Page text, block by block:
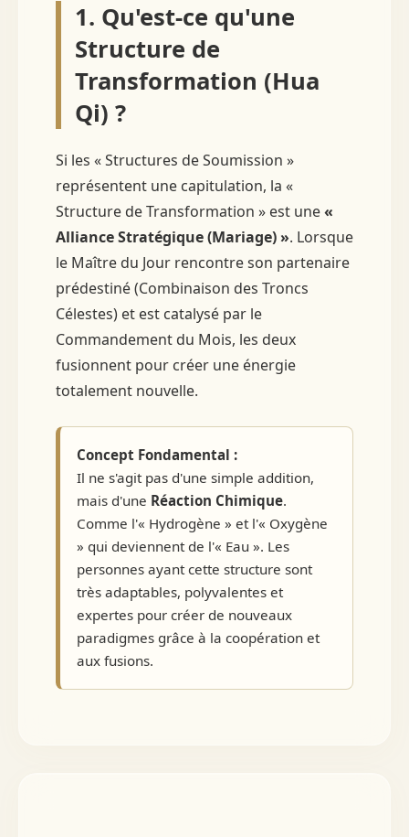
1. Qu'est-ce qu'une
Structure de
Transformation (Hua
Qi) ?
Si les « Structures de Soumission »
représentent une capitulation, la «
Structure de Transformation » est une«
Alliance Stratégique (Mariage) ». Lorsque
le Maître du Jour rencontre son partenaire
prédestiné (Combinaison des Troncs
Célestes) et est catalysé par le
Commandement du Mois, les deux
fusionnent pour créer une énergie
totalement nouvelle.
Concept Fondamental :
Il ne s'agit pas d'une simple addition,
mais d'une Réaction Chimique.
Comme l'« Hydrogène » et l'« Oxygène
» qui deviennent de l'« Eau ». Les
personnes ayant cette structure sont
très adaptables, polyvalentes et
expertes pour créer de nouveaux
paradigmes grâce à la coopération et
aux fusions.